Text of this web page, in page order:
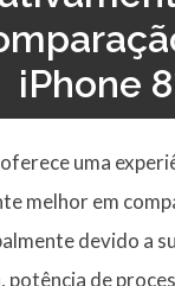
iPhone
uma
melhor em
devido a
potência de